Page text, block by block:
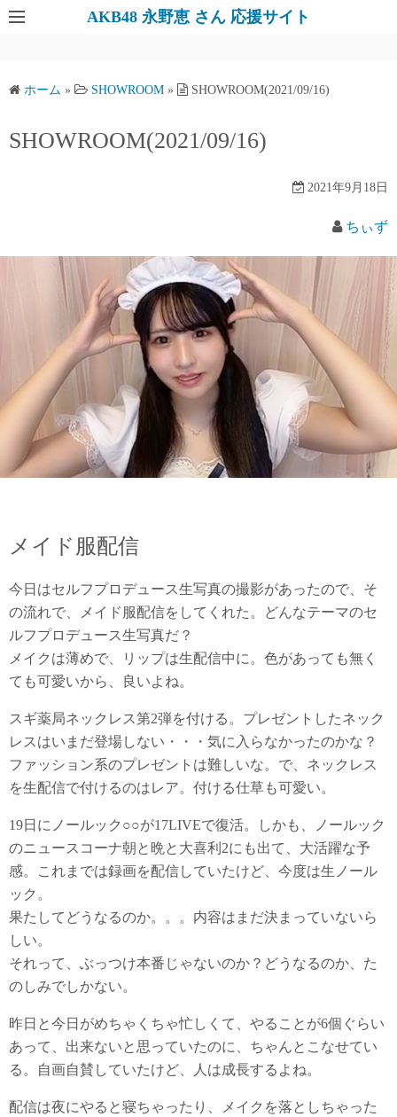
AKB48 永野恵 さん 応援サイト
ホーム » SHOWROOM » SHOWROOM(2021/09/16)
SHOWROOM(2021/09/16)
2021年9月18日
ちぃず
メイド服配信
今日はセルフプロデュース生写真の撮影があったので、そ
の流れで、メイド服配信をしてくれた。どんなテーマのセ
ルフプロデュース生写真だ？
メイクは薄めで、リップは生配信中に。色があっても無く
ても可愛いから、良いよね。
スギ薬局ネックレス第2弾を付ける。プレゼントしたネック
レスはいまだ登場しない・・・気に入らなかったのかな？
ファッション系のプレゼントは難しいな。で、ネックレス
を生配信で付けるのはレア。付ける仕草も可愛い。
19日にノールック○○が17LIVEで復活。しかも、ノールック
のニュースコーナ朝と晩と大喜利2にも出て、大活躍な予
感。これまでは録画を配信していたけど、今度は生ノール
ック。
果たしてどうなるのか。。。内容はまだ決まっていないら
しい。
それって、ぶっつけ本番じゃないのか？どうなるのか、た
のしみでしかない。
昨日と今日がめちゃくちゃ忙しくて、やることが6個ぐらい
あって、出来ないと思っていたのに、ちゃんとこなせてい
る。自画自賛していたけど、人は成長するよね。
配信は夜にやると寝ちゃったり、メイクを落としちゃった